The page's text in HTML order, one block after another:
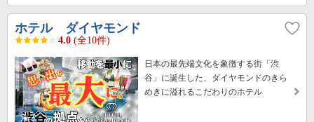
ホテル ダイヤモンド
4.0 (全10件)
日本の最先端文化を象徴する街「渋
谷」に誕生した、ダイヤモンドのきら
めきに溢れるこだわりのホテル